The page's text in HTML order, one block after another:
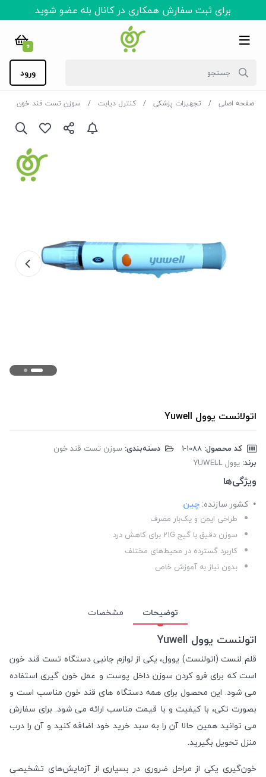
برای ثبت سفارش همکاری در کانال بله عضو شوید
0
ورود
صفحه اصلی تجهیزات پزشکی کنترل دیابت سوزن تست قند خون
اتولانست یوول Yuwell
کد محصول: دسته‌بندی: سوزن تست قند خون
برند: یوول YUWELL
ویژگی‌ها
کشور سازنده: چین
طراحی ایمن و یک‌بار مصرف
سوزن دقیق با گیج 21G برای کاهش درد
کاربرد گسترده در محیط‌های مختلف
بدون نیاز به آموزش خاص
توضیحات مشخصات
اتولنست یوول Yuwell
قلم لنست (اتولنست) یوول، یکی از لوازم جانبی دستگاه تست قند خون
است که برای فرو کردن سوزن داخل پوست و عمل خون گیری استفاده
می شود. این محصول برای همه دستگاه های قند خون مناسب است و
بصورت تکی، با کیفیت و با قیمت مناسب ارائه می شود. برای سفارش
می توانید همین حالا آن را به سبد خرید خود اضافه کنید و آن را درب
منزل تحویل بگیرید.
خون‌گیری یکی از مراحل ضروری در بسیاری از آزمایش‌های تشخیصی